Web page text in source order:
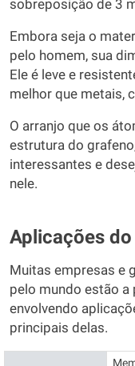
sobreposição de 3
Embora seja o
pelo homem, sua
Ele é leve e
melhor que metais,
O arranjo que os
estrutura do
interessantes e
nele.
Aplicações
Muitas empresas e
pelo mundo estão
envolvendo
principais delas.